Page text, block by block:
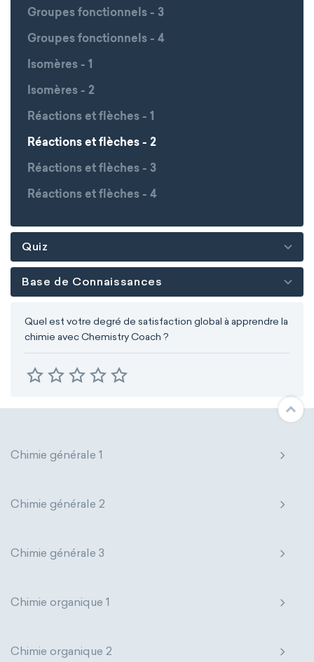
Groupes fonctionnels - 3
Groupes fonctionnels - 4
Isomères - 1
Isomères - 2
Réactions et flèches - 1
Réactions et flèches - 2
Réactions et flèches - 3
Réactions et flèches - 4
Quiz
Base de Connaissances
Quel est votre degré de satisfaction global à apprendre la
chimie avec Chemistry Coach ?
Chimie générale 1
Chimie générale 2
Chimie générale 3
Chimie organique 1
Chimie organique 2